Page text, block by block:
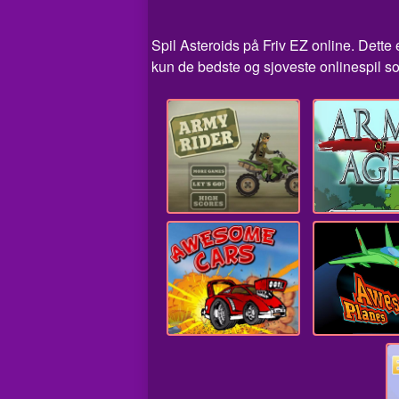
Spil Asteroids på Friv EZ online.
kun de bedste og sjoveste onlinespil